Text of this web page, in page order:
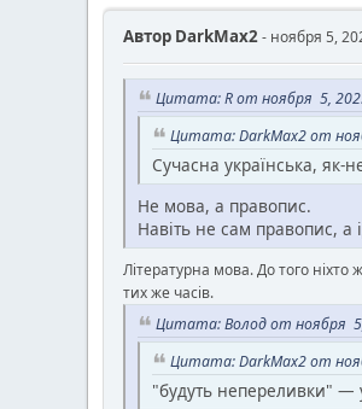
Автор DarkMax2- ноября 5,
Цитата: R от ноября 5,
Цитата: DarkMax2 от
Сучасна українська, як-
Не мова, а правопис.
Навіть не сам правопис, а
Літературна мова. До того
тих же часів.
Цитата: Волод от ноября
Цитата: DarkMax2 от
"будуть непереливки" —